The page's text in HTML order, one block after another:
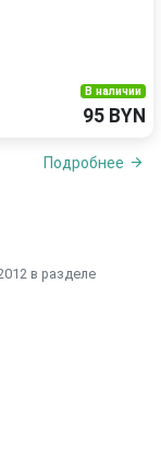
В наличии
95 BYN
Подробнее
в разделе